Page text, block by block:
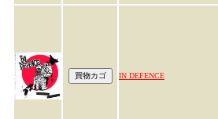
IN DEFENCE